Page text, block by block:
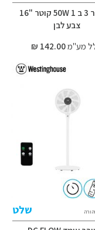
מאוורר 3 ב 1 50W קוטר "16
צבע לבן
מע"מ142.00 ₪
שלט